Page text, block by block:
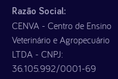
Razão Social:
CENVA - Centro de Ensino
Veterinário e Agropecuário
LTDA - CNPJ:
36.105.992/0001-69